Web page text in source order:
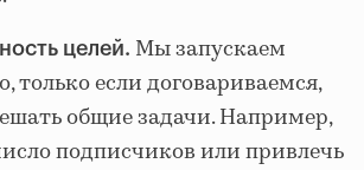
целей. Мы запускаем
только если договариваемся,
общие задачи. Например,
подписчиков или привлечь